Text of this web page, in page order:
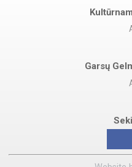
Garsų